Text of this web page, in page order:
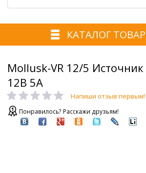
КАТАЛОГ
Mollusk-VR 12/5
12В 5А
Напиши отзыв первым!
Понравилось? Расскажи друзьям!